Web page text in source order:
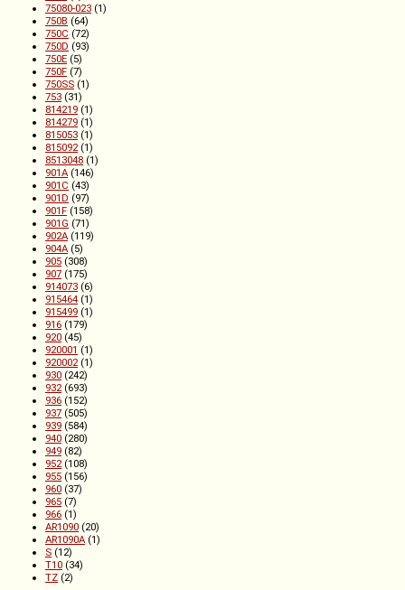
75080-023 (1)
750B (64)
750C (72)
750D (93)
750E (5)
750F (7)
750SS (1)
753 (31)
814219 (1)
814279 (1)
815053 (1)
815092(1)
8513048 (1)
901A (146)
901C (43)
901D (97)
901F (158)
901G (71)
902A (119)
904A (5)
905 (308)
907 (175)
914073 (6)
915464 (1)
915499 (1)
916 (179)
920 (45)
920001 (1)
920002(1)
930 (242)
932(693)
936 (152)
937 (505)
939 (584)
940 (280)
949 (82)
952(108)
955 (156)
960 (37)
965 (7)
966 (1)
AR1090 (20)
AR1090A (1)
S (12)
T10 (34)
TZ (2)